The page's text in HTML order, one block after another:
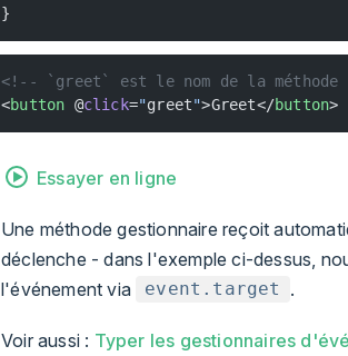
}
<!-- `greet` est le nom de la
<button @click="greet">Greet</button>
Essayer en ligne
Une méthode gestionnaire reçoit
déclenche - dans l'exemple ci-dessus,
l'événement via
event.target .
Voir aussi : Typer les gestionnaires